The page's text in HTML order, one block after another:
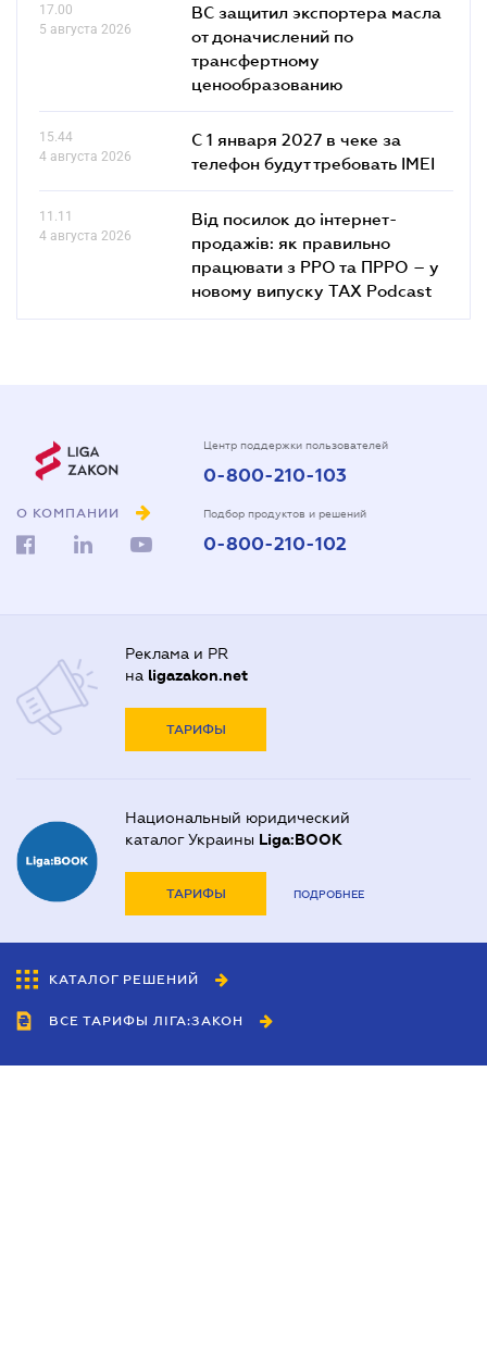
17.00
5 августа 2026
ВС защитил экспортера масла
от доначислений по
трансфертному
ценообразованию
15.44
4 августа 2026
С 1 января 2027 в чеке за
телефон будут требовать IMEI
11.11
4 августа 2026
Від посилок до інтернет-
продажів: як правильно
працювати з РРО та ПРРО – у
новому випуску TAX Podcast
О КОМПАНИИ
Центр поддержки пользователей
0-800-210-103
Подбор продуктов и решений
0-800-210-102
Реклама и PR
на ligazakon.net
ТАРИФЫ
Национальный юридический
каталог Украины Liga:BOOK
ТАРИФЫ ПОДРОБНЕЕ
КАТАЛОГ РЕШЕНИЙ
ВСЕ ТАРИФЫ ЛІГА:ЗАКОН